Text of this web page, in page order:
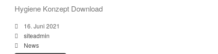
Hygiene Konzept Download
16. Juni 2021
siteadmin
News